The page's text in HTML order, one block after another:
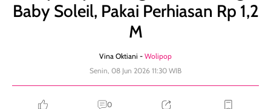
Baby Soleil, Pakai Perhiasan Rp 1,2
M
Vina Oktiani - Wolipop
Senin, 08 Jun 2026 11:30 WIB
0